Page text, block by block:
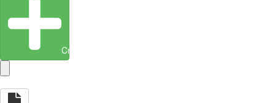
Crear entidad